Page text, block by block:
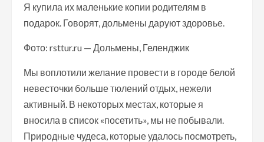
Я купила их маленькие копии родителям в
подарок. Говорят, дольмены даруют здоровье.
Фото: rsttur.ru — Дольмены, Геленджик
Мы воплотили желание провести в городе белой
невесточки больше тюлений отдых, нежели
активный. В некоторых местах, которые я
вносила в список «посетить», мы не побывали.
Природные чудеса, которые удалось посмотреть,